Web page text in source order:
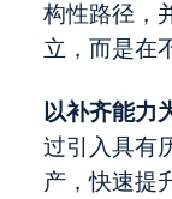
构性路径，
立，而是在
以补齐能力
过引入具有
产，快速提